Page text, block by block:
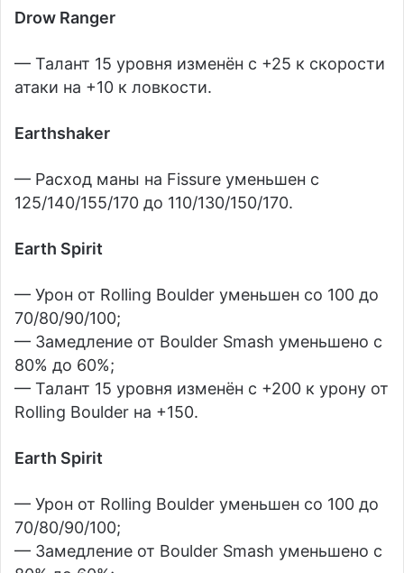
Drow Ranger
— Талант 15 уровня изменён с +25 к скорости
атаки на +10 к ловкости.
Earthshaker
— Расход маны на Fissure уменьшен с
125/140/155/170 до 110/130/150/170.
Earth Spirit
— Урон от Rolling Boulder уменьшен со 100 до
70/80/90/100;
— Замедление от Boulder Smash уменьшено с
80% до 60%;
— Талант 15 уровня изменён с +200 к урону от
Rolling Boulder на +150.
Earth Spirit
— Урон от Rolling Boulder уменьшен со 100 до
70/80/90/100;
— Замедление от Boulder Smash уменьшено с